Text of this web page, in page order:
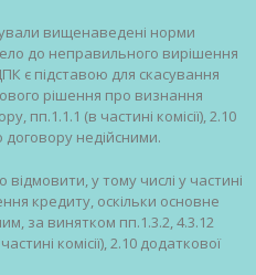
вищенаведені норми
до неправильного вирішення
є підставою для скасування
рішення про визнання
пп.1.1.1 (в частині комісії), 2.10
договору недійсними.
відмовити, у тому числі у частині
кредиту, оскільки основне
за винятком пп.1.3.2, 4.3.12
комісії), 2.10 додаткової